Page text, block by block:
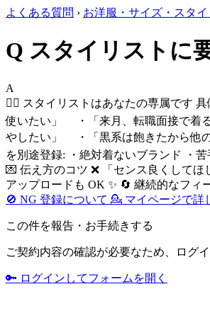
よくある質問 › お洋服・サイズ・スタ
Q スタイリストに
A
💁‍♀️ スタイリストはあなたの専属です
使いたい」 ・「来月、転職面接で着
やしたい」 ・「黒系は飽きたから他
を別途登録: ・絶対着ないブランド ・
💌 伝え方のコツ ❌ 「センス良くし
アップロードも OK ✨ 🔄 継続的なフィ
🚫 NG 登録について 💁 マイページで詳
この件を報告・お手続きする
ご契約内容の確認が必要なため、ログ
🔑 ログインしてフォームを開く